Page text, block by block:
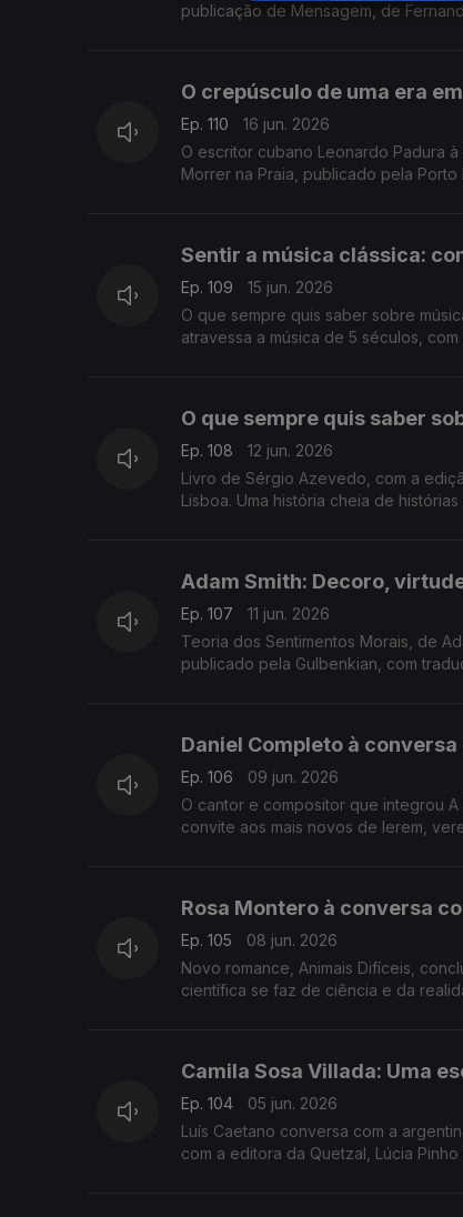
publicação de Mensagem, de
O crepúsculo de uma era
Ep. 110
16 jun. 2026
O escritor cubano Leonardo Padura
Morrer na Praia, publicado pela
Sentir a música clássica:
Ep. 109
15 jun. 2026
O que sempre quis saber sobre
atravessa a música de 5 séculos,
O que sempre quis saber
Ep. 108
12 jun. 2026
Livro de Sérgio Azevedo, com a
Lisboa. Uma história cheia de
Adam Smith: Decoro,
Ep. 107
11 jun. 2026
Teoria dos Sentimentos Morais, de
publicado pela Gulbenkian, com
Daniel Completo à
Ep. 106
09 jun. 2026
O cantor e compositor que integrou
convite aos mais novos de lerem,
Rosa Montero à conversa
Ep. 105
08 jun. 2026
Novo romance, Animais Difíceis,
científica se faz de ciência e da
Camila Sosa Villada: Uma
Ep. 104
05 jun. 2026
Luís Caetano conversa com a
com a editora da Quetzal, Lúcia